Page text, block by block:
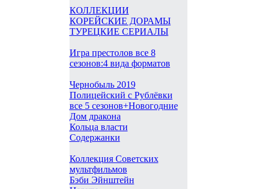
КОЛЛЕКЦИИ
КОРЕЙСКИЕ ДОРАМЫ
ТУРЕЦКИЕ СЕРИАЛЫ
Игра престолов все 8
сезонов:4 вида форматов
Чернобыль 2019
Полицейский с Рублёвки
все 5 сезонов+Новогодние
Дом дракона
Кольца власти
Содержанки
Коллекция Советских
мультфильмов
Бэби Эйнштейн